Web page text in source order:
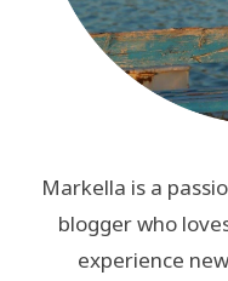
Markella is a
blogger who
experience